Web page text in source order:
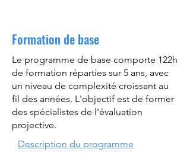
Formation de base
Le programme de base comporte 122h
de formation réparties sur 5 ans, avec
un niveau de complexité croissant au
fil des années. L'objectif est de former
des spécialistes de l'évaluation
projective.
Description du programme